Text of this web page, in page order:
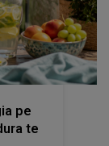
pe
te